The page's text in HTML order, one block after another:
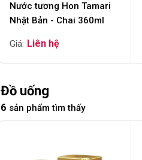
Nước tương Hon Tamari
Nhật Bản - Chai 360ml
Đồ uống
6 sản phẩm tìm thấy